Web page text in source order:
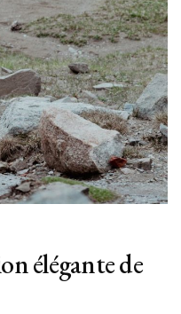
de
lingerie
féminine
élégante
et
sexy
élégante de